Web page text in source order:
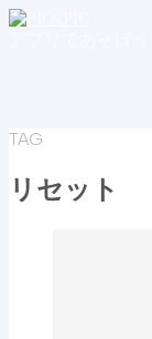
TAG
リセット